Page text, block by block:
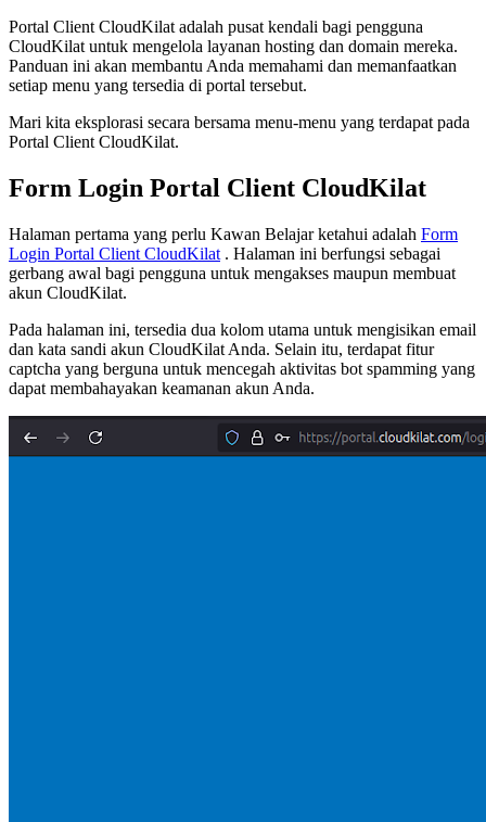
Portal Client CloudKilat adalah pusat kendali bagi pengguna
CloudKilat untuk mengelola layanan hosting dan domain mereka.
Panduan ini akan membantu Anda memahami dan memanfaatkan
setiap menu yang tersedia di portal tersebut.
Mari kita eksplorasi secara bersama menu-menu yang terdapat pada
Portal Client CloudKilat.
Form Login Portal Client CloudKilat
Halaman pertama yang perlu Kawan Belajar ketahui adalah Form
Login Portal Client CloudKilat . Halaman ini berfungsi sebagai
gerbang awal bagi pengguna untuk mengakses maupun membuat
akun CloudKilat.
Pada halaman ini, tersedia dua kolom utama untuk mengisikan email
dan kata sandi akun CloudKilat Anda. Selain itu, terdapat fitur
captcha yang berguna untuk mencegah aktivitas bot spamming yang
dapat membahayakan keamanan akun Anda.